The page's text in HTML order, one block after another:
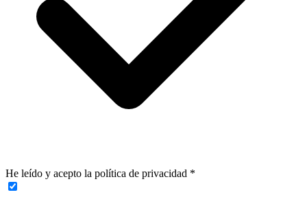
He leído y acepto la política de privacidad *